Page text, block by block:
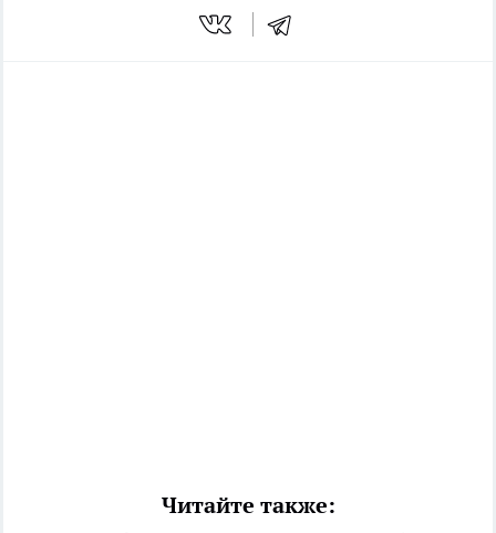
Читайте также: